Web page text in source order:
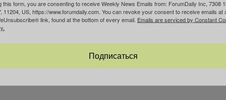
this form, you are consenting to receive Weekly News Emails from: ForumDaily Inc, 7308
11204, US, https://www.forumdaily.com. You can revoke your consent to receive emails at
link, found at the bottom of every email. Emails are serviced by Constant
Подписаться